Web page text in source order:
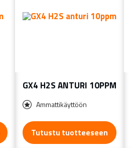
GX4 H2S ANTURI 10PPM
Ammattikäyttöön
Tutustu tuotteeseen